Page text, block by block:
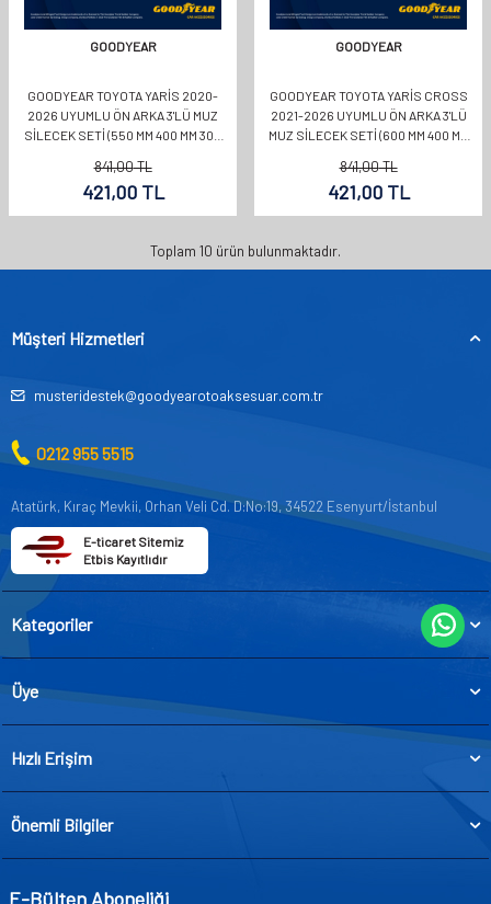
GOODYEAR
GOODYEAR TOYOTA YARIS 2020-
2026 UYUMLU ÖN ARKA 3'LÜ MUZ
SILECEK SETI (550 MM 400 MM 300
841,00TL
421,00TL
GOODYEAR
GOODYEAR TOYOTA YARIS CROSS
2021-2026 UYUMLU ÖN ARKA 3'LÜ
MUZ SILECEK SETI (600 MM 400 MM
841,00TL
421,00TL
Toplam 10 ürün bulunmaktadır.
Müşteri Hizmetleri
musteridestek@goodyearotoaksesuar.com.tr
0212 955 5515
Atatürk, Kıraç Mevkii, Orhan Veli Cd. D:No:19, 34522 Esenyurt/İstanbul
E-ticaret Sitemiz
Etbis Kayıtlıdır
Kategoriler
Üye
Hızlı Erişim
Önemli Bilgiler
E-Bülten Aboneliği